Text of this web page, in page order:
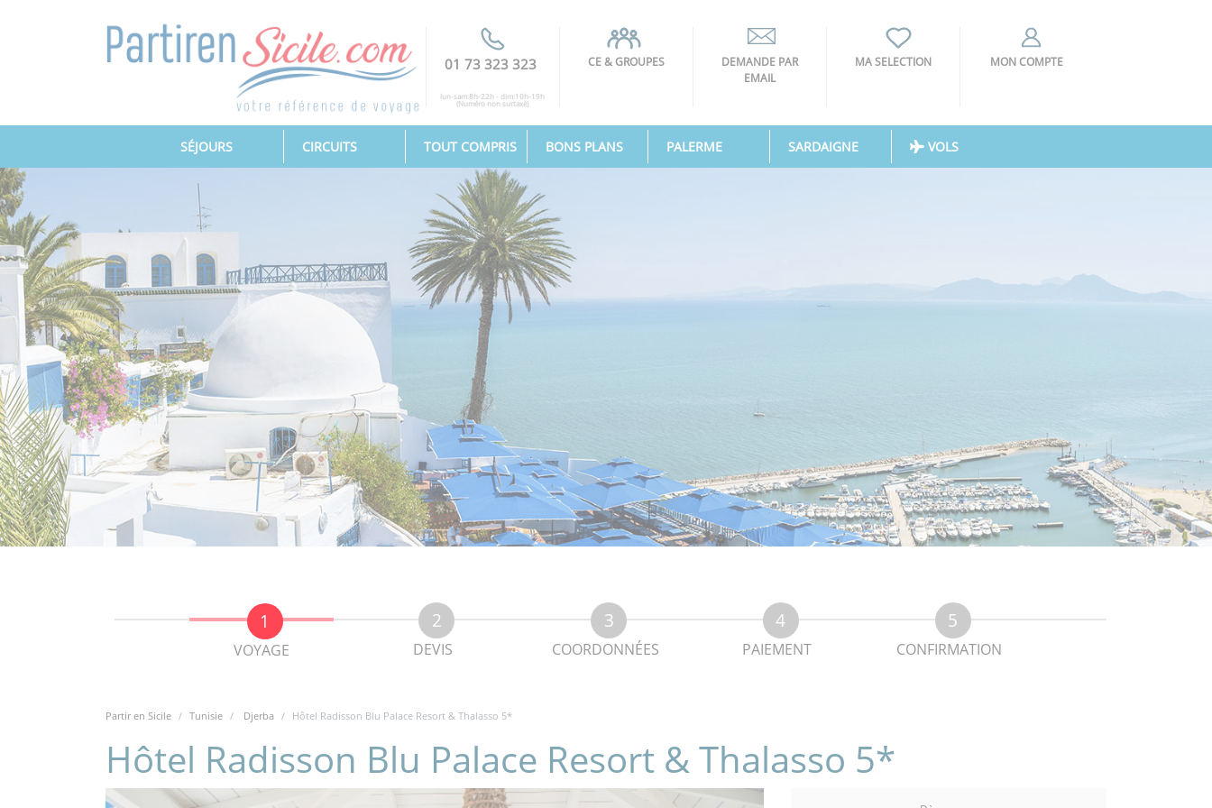
01 73 323 323
lun-sam:8h-22h - dim:10h-19h
(Numéro non surtaxé)
CE & GROUPES
DEMANDE PAR
EMAIL
MA SELECTION MON COMPTE
SÉJOURS(CURRENT) CIRCUITS TOUT COMPRIS BONS PLANS PALERME SARDAIGNE VOLS
VOYAGE DEVIS COORDONNÉES PAIEMENT CONFIRMATION
Partir en Sicile Tunisie Djerba Hôtel Radisson Blu Palace Resort & Thalasso 5*
Hôtel Radisson Blu Palace Resort & Thalasso 5*